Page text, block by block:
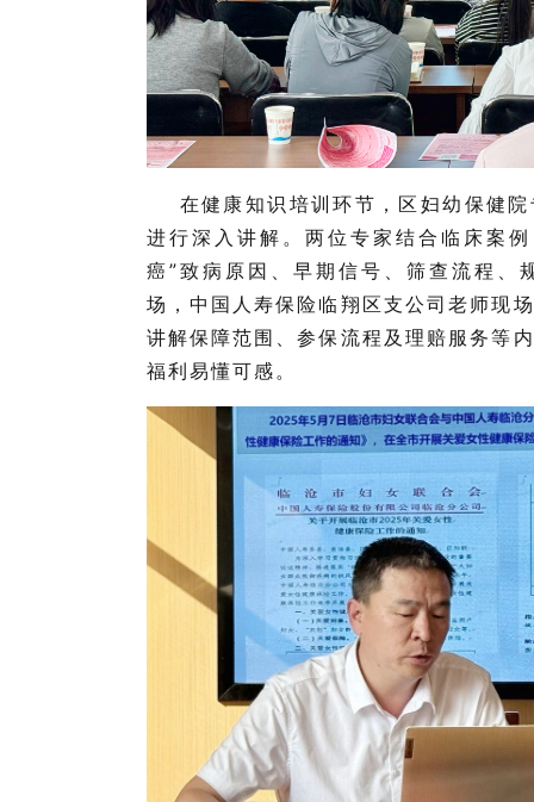
在健康知识培训环节，区妇幼保健
进行深入讲解。两位专家结合临床案
癌”致病原因、早期信号、筛查流程、
场，中国人寿保险临翔区支公司老师现
讲解保障范围、参保流程及理赔服务等
福利易懂可感。